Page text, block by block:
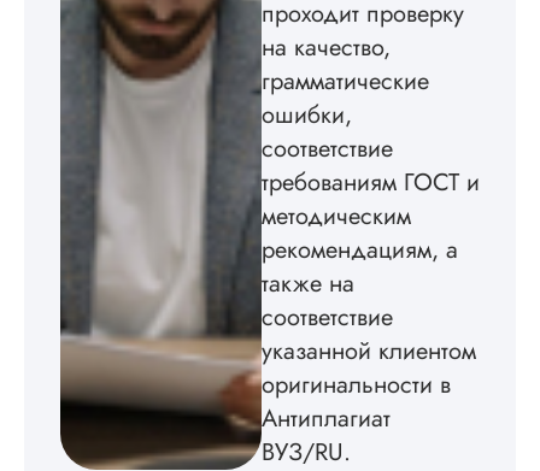
изображения
мне. Услугой
бесплатного
Читать полный
проходит проверку
на качество,
грамматические
ошибки,
соответствие
требованиям ГОСТ и
методическим
рекомендациям, а
также на
соответствие
указанной клиентом
оригинальности в
Антиплагиат
ВУЗ/RU.